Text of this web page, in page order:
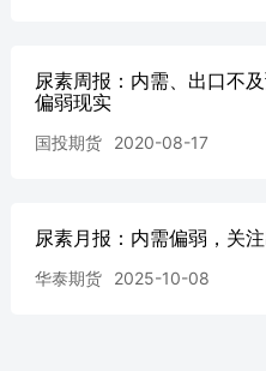
尿素周报：内需、出口不
偏弱现实
国投期货 2020-08-17
尿素月报：内需偏弱，关
华泰期货 2025-10-08